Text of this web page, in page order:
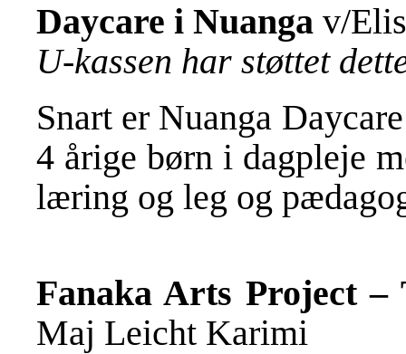
Daycare i Nuanga v/
U-kassen har støttet
Snart er Nuanga
4 årige børn i dagpleje
læring og leg og
Fanaka Arts Project
Maj Leicht Karimi